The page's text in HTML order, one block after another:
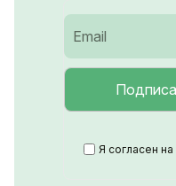
Я согласен на